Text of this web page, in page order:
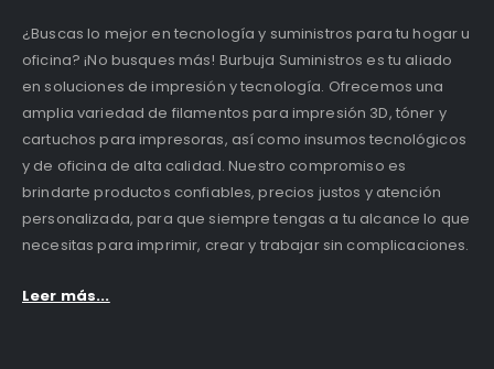
¿Buscas lo mejor en tecnología y suministros para tu hogar u
oficina? ¡No busques más! Burbuja Suministros es tu aliado
en soluciones de impresión y tecnología. Ofrecemos una
amplia variedad de filamentos para impresión 3D, tóner y
cartuchos para impresoras, así como insumos tecnológicos
y de oficina de alta calidad. Nuestro compromiso es
brindarte productos confiables, precios justos y atención
personalizada, para que siempre tengas a tu alcance lo que
necesitas para imprimir, crear y trabajar sin complicaciones.
Leer más...